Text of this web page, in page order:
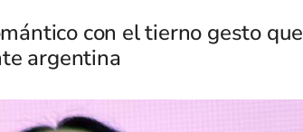
con el tierno gesto que
argentina